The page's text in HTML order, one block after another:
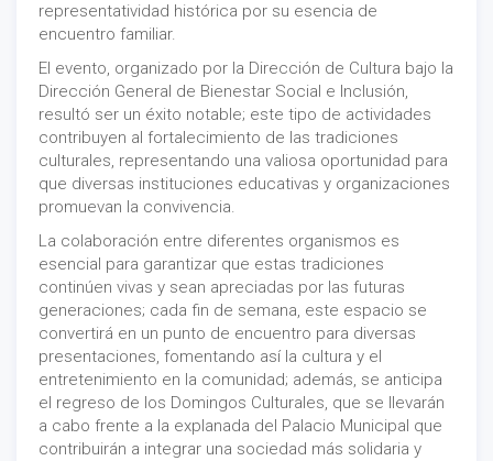
representatividad histórica por su esencia de
encuentro familiar.
El evento, organizado por la Dirección de Cultura bajo la
Dirección General de Bienestar Social e Inclusión,
resultó ser un éxito notable; este tipo de actividades
contribuyen al fortalecimiento de las tradiciones
culturales, representando una valiosa oportunidad para
que diversas instituciones educativas y organizaciones
promuevan la convivencia.
La colaboración entre diferentes organismos es
esencial para garantizar que estas tradiciones
continúen vivas y sean apreciadas por las futuras
generaciones; cada fin de semana, este espacio se
convertirá en un punto de encuentro para diversas
presentaciones, fomentando así la cultura y el
entretenimiento en la comunidad; además, se anticipa
el regreso de los Domingos Culturales, que se llevarán
a cabo frente a la explanada del Palacio Municipal que
contribuirán a integrar una sociedad más solidaria y